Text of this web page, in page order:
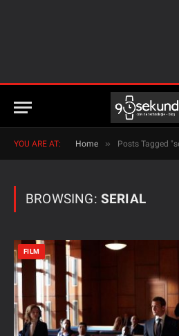
YOU ARE AT: Home » Posts Tagged
BROWSING: SERIAL
FILM